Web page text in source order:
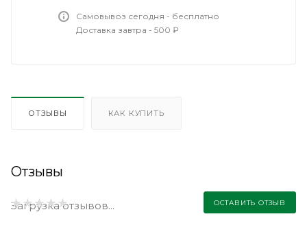
Самовывоз сегодня - бесплатно
Доставка завтра - 500 ₽
ОТЗЫВЫ КАК КУПИТЬ
Отзывы
ОСТАВИТЬ ОТЗЫВ
Загрузка отзывов...